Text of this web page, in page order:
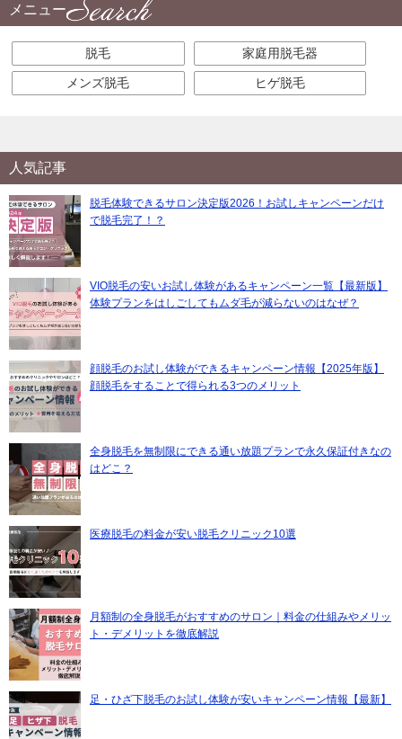
メニュー
脱毛 家庭用脱毛器
メンズ脱毛 ヒゲ脱毛
人気記事
脱毛体験できるサロン決定版2026！お試しキャンペーンだけ
で脱毛完了！？
VIO脱毛の安いお試し体験があるキャンペーン一覧【最新版】
体験プランをはしごしてもムダ毛が減らないのはなぜ？
顔脱毛のお試し体験ができるキャンペーン情報【2025年版】
顔脱毛をすることで得られる3つのメリット
全身脱毛を無制限にできる通い放題プランで永久保証付きなの
はどこ？
医療脱毛の料金が安い脱毛クリニック10選
月額制の全身脱毛がおすすめのサロン｜料金の仕組みやメリッ
ト・デメリットを徹底解説
足・ひざ下脱毛のお試し体験が安いキャンペーン情報【最新】